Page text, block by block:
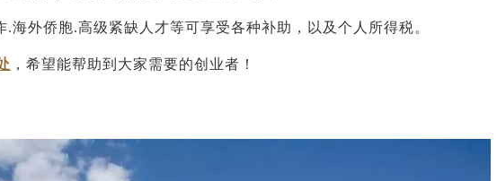
.海外侨胞.高级紧缺人才等可享受各种补助，以及个人所得税。
，希望能帮助到大家需要的创业者！